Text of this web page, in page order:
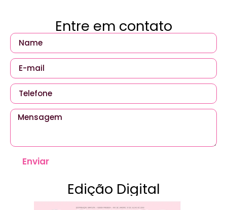
Entre em contato
Enviar
Edição Digital